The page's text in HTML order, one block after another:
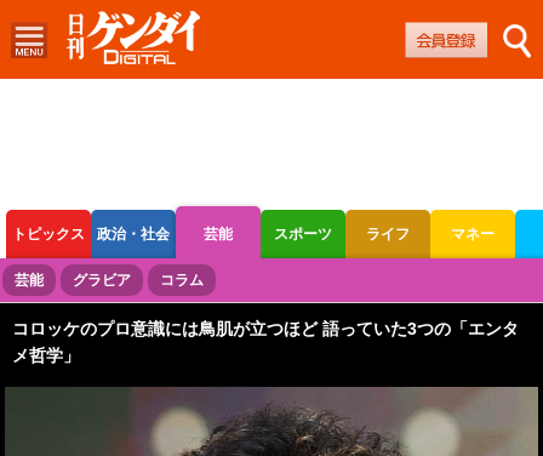
トピックス 政治・社会 芸能 スポーツ ライフ マネー
ボートレース 競輪 オートレース
芸能 グラビア コラム
コロッケのプロ意識には鳥肌が立つほど 語っていた3つの「エンタ
メ哲学」